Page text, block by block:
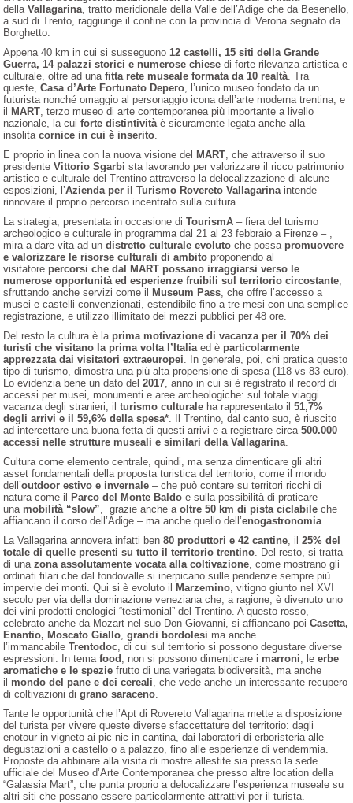
dellaVallagarina , tratto meridionale della Valle dell’Adige che da Besenello,
a sud di Trento, raggiunge il confine con la provincia di Verona segnato da
Borghetto.
Appena 40 km in cui si susseguono 12 castelli, 15 siti della Grande
Guerra, 14 palazzi storici e numerose chiese di forte rilevanza artistica e
culturale, oltre ad unafitta rete museale formata da 10 realtà . Tra
queste,Casa d’Arte Fortunato Depero , l’unico museo fondato da un
futurista nonché omaggio al personaggio icona dell’arte moderna trentina, e
il MART , terzo museo di arte contemporanea più importante a livello
nazionale, la cuiforte distintività è sicuramente legata anche alla
insolitacornice in cui è inserito
E proprio in linea con la nuova visione del MART , che attraverso il suo
presidenteVittorio Sgarbi sta lavorando per valorizzare il ricco patrimonio
artistico e culturale del Trentino attraverso la delocalizzazione di alcune
esposizioni, l’Azienda per il Turismo Rovereto Vallagarina intende
rinnovare il proprio percorso incentrato sulla cultura.
La strategia, presentata in occasione diTourismA – fiera del turismo
archeologico e culturale in programma dal 21 al 23 febbraio a Firenze – ,
mira a dare vita ad undistretto culturale evoluto che possa promuovere
e valorizzare le risorse culturali di ambito proponendo al
visitatore percorsi che dal MART possano irraggiarsi verso le
numerose opportunità ed esperienze fruibili sul territorio circostante
sfruttando anche servizi come il Museum Pass , che offre l’accesso a
musei e castelli convenzionati, estendibile fino a tre mesi con una semplice
registrazione, e utilizzo illimitato dei mezzi pubblici per 48 ore.
Del resto la cultura è la prima motivazione di vacanza per il 70% dei
turisti che visitano la prima volta l’Italia ed è particolarmente
apprezzata dai visitatori extraeuropei . In generale, poi, chi pratica questo
tipo di turismo, dimostra una più alta propensione di spesa (118 vs 83 euro).
Lo evidenzia bene un dato del2017 , anno in cui si è registrato il record di
accessi per musei, monumenti e aree archeologiche: sul totale viaggi
vacanza degli stranieri, ilturismo culturale ha rappresentato il51,7%
degli arrivi e il 59,6% della spesa* . Il Trentino, dal canto suo, è riuscito
ad intercettare una buona fetta di questi arrivi e a registrare circa500.000
accessi nelle strutture museali e similari della Vallagarina
Cultura come elemento centrale, quindi, ma senza dimenticare gli altri
asset fondamentali della proposta turistica del territorio, come il mondo
dell’outdoor estivo e invernale – che può contare su territori ricchi di
natura come il Parco del Monte Baldo e sulla possibilità di praticare
una mobilità “slow” , grazie anche aoltre 50 km di pista ciclabile che
affiancano il corso dell’Adige – ma anche quello dell’enogastronomia
La Vallagarina annovera infatti ben80 produttori e 42 cantine , il25% del
totale di quelle presenti su tutto il territorio trentino . Del resto, si tratta
di unazona assolutamente vocata alla coltivazione , come mostrano gli
ordinati filari che dal fondovalle si inerpicano sulle pendenze sempre più
impervie dei monti. Qui si è evoluto il Marzemino , vitigno giunto nel XVI
secolo per via della dominazione veneziana che, a ragione, è divenuto uno
dei vini prodotti enologici “testimonial” del Trentino. A questo rosso,
celebrato anche da Mozart nel suo Don Giovanni, si affiancano poiCasetta,
Enantio, Moscato Giallo ,grandi bordolesi ma anche
l’immancabileTrentodoc , di cui sul territorio si possono degustare diverse
espressioni. In temafood , non si possono dimenticare i marroni , leerbe
aromatiche e le spezie frutto di una variegata biodiversità, ma anche
il mondo del pane e dei cereali , che vede anche un interessante recupero
di coltivazioni digrano saraceno
Tante le opportunità che l’Apt di Rovereto Vallagarina mette a disposizione
del turista per vivere queste diverse sfaccettature del territorio: dagli
enotour in vigneto ai pic nic in cantina, dai laboratori di erboristeria alle
degustazioni a castello o a palazzo, fino alle esperienze di vendemmia.
Proposte da abbinare alla visita di mostre allestite sia presso la sede
ufficiale del Museo d’Arte Contemporanea che presso altre location della
“Galassia Mart”, che punta proprio a delocalizzare l’esperienza museale su
altri siti che possano essere particolarmente attrattivi per il turista.